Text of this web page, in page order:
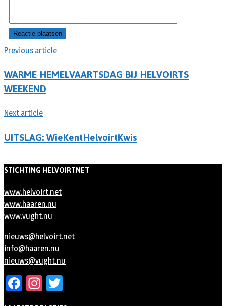
Previous article
WARME HEMELVAARTSDAG BIJ HELVOIRTS
WEEKEND
Next article
UITSLAG: WieKentHelvoirtKwis
STICHTING HELVOIRTNET
www.helvoirt.net
www.haaren.nu
www.vught.nu
nieuws@helvoirt.net
info@haaren.nu
nieuws@vught.nu
Facebook
Instagram